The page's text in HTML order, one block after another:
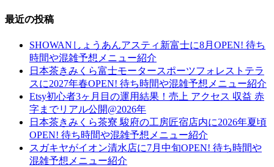
最近の投稿
SHOWANしょうあんアスティ新富士に8月OPEN! 待ち
時間や混雑予想メニュー紹介
日本茶きみくら富士モータースポーツフォレストテラ
スに2027年春OPEN! 待ち時間や混雑予想メニュー紹介
Etsy初心者3ヶ月目の運用結果！売上 アクセス 収益 赤
字までリアル公開@2026年
日本茶きみくら茶寮 駿府の工房匠宿店内に2026年夏頃
OPEN! 待ち時間や混雑予想メニュー紹介
スガキヤがイオン清水店に7月中旬OPEN! 待ち時間や
混雑予想メニュー紹介